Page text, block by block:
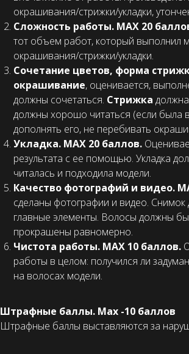
окрашивания/стрижки/укладки,
Сложность работы. МАХ 20
тот объем работ, который выполнил
окрашивания/стрижки/укладки.
Сочетание цветов, форма
окрашивание, оценивается,
должны сочетаться. Стрижка
должны хорошо читаться (если была
дополнять его, не перебивать
Укладка. МАХ 20 баллов.
результата с ее помощью. Укладка
читалась и подходила модели.
Качество фотографий и видео.
сделаны фотографии и видео.
главные элементы. Волосы должны
прокрашены равномерно.
Чистота работы. МАХ 10 баллов.
работы в целом: получился ли
на волосах модели.
Штрафные баллы. Max -10 баллов
Штрафные баллы выставляются за